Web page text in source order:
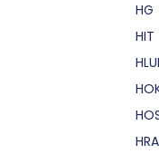
HG
HIT